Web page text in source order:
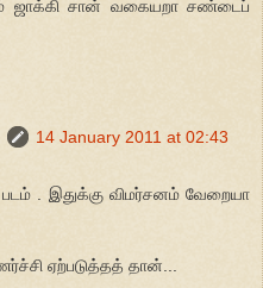
ஜாக்கி சான் வகையறா சண்டைப்
14 January 2011 at 02:43
. இதுக்கு விமர்சனம் வேறையா
ஏற்படுத்தத் தான்...